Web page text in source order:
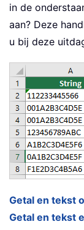
in de
aan? Deze
u bij deze
Getal en tekst
Getal en tekst